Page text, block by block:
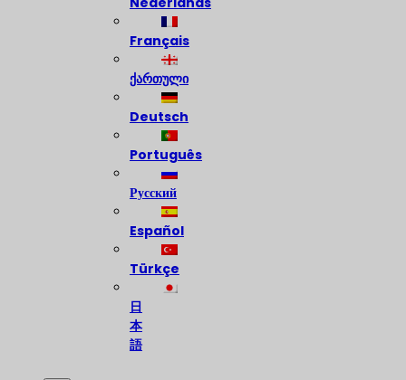
Français
ქართული
Deutsch
Português
Русский
Español
Türkçe
日
本
語